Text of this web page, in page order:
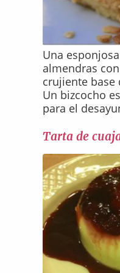
Una
almendras
crujiente base
Un bizcocho
para el
Tarta de